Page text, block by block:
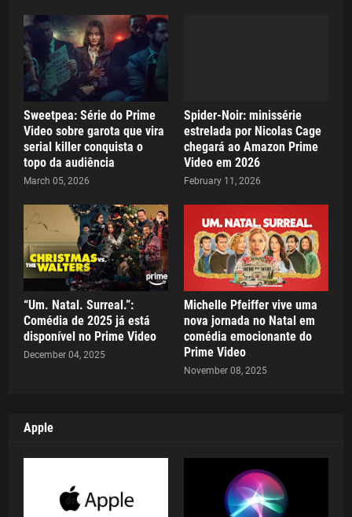
Sweetpea: Série do Prime
Video sobre garota que vira
serial killer conquista o
topo da audiência
March 05, 2026
Spider-Noir: minissérie
estrelada por Nicolas Cage
chegará ao Amazon Prime
Video em 2026
February 11, 2026
“Um. Natal. Surreal.”:
Comédia de 2025 já está
disponível no Prime Video
December 04, 2025
Michelle Pfeiffer vive uma
nova jornada no Natal em
comédia emocionante do
Prime Video
November 08, 2025
Apple